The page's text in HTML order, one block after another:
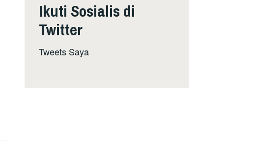
Ikuti Sosialis di
Twitter
Tweets Saya